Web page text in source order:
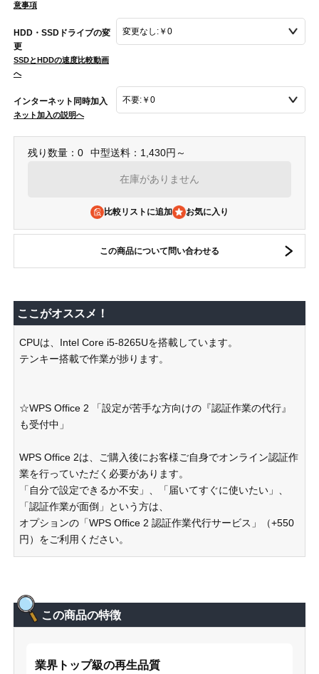
意事項
HDD・SSDドライブの変
更
SSDとHDDの速度比較動画
へ
インターネット同時加入
ネット加入の説明へ
残り数量：0 中型送料：1,430円～
在庫がありません
比較リストに追加
この商品について問い合わせる
ここがオススメ！
CPUは、Intel Core i5-8265Uを搭載しています。
テンキー搭載で作業が捗ります。
☆WPS Office 2 「設定が苦手な方向けの『認証作業の代行』
も受付中」
WPS Office 2は、ご購入後にお客様ご自身でオンライン認証作
業を行っていただく必要があります。
「自分で設定できるか不安」、「届いてすぐに使いたい」、
「認証作業が面倒」という方は、
オプションの「WPS Office 2 認証作業代行サービス」（+550
円）をご利用ください。
この商品の特徴
業界トップ級の再生品質